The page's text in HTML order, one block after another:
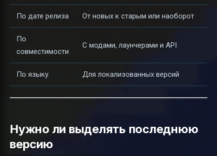
По дате релиза От новых к старым или наоборот
По
совместимости
С модами, лаунчерами и API
По языку Для локализованных версий
Нужно ли выделять последнюю
версию